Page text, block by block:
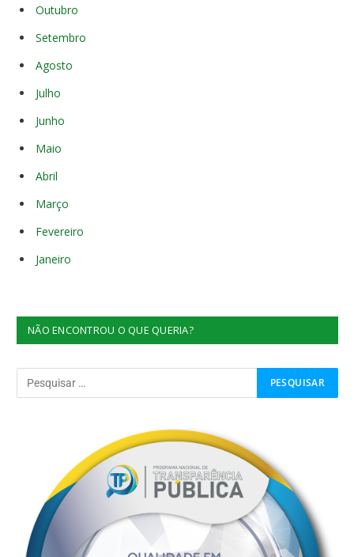
Outubro
Setembro
Agosto
Julho
Junho
Maio
Abril
Março
Fevereiro
Janeiro
NÃO ENCONTROU O QUE QUERIA?